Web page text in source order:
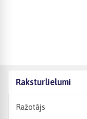
Raksturlielumi
Ražotājs